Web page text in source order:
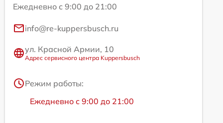
Ежедневно с 9:00 до 21:00
info@re-kuppersbusch.ru
ул. Красной Армии, 10
Адрес сервисного центра Kuppersbusch
Режим работы:
Ежедневно с 9:00 до 21:00